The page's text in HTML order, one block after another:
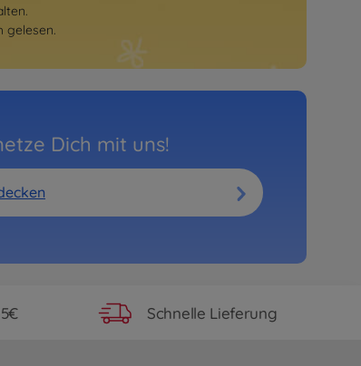
gelesen.
Dich mit uns!
Schnelle Lieferung